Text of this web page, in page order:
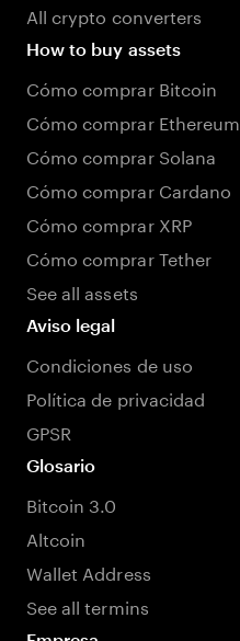
All crypto converters
How to buy assets
Cómo comprar Bitcoin
Cómo comprar Ethereum
Cómo comprar Solana
Cómo comprar Cardano
Cómo comprar XRP
Cómo comprar Tether
See all assets
Aviso legal
Condiciones de uso
Política de privacidad
GPSR
Glosario
Bitcoin 3.0
Altcoin
Wallet Address
See all termins